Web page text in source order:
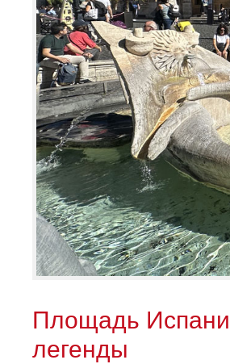
Площадь
легенды